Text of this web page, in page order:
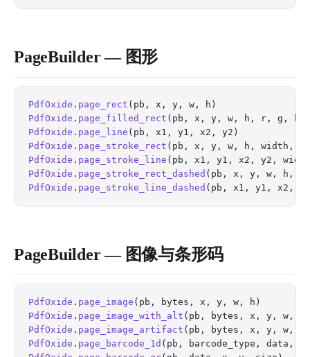
PageBuilder — 图形
PdfOxide . page_rect (pb, x, y, w,
PdfOxide . page_filled_rect (pb, x, y, w, h, r,
PdfOxide . page_line (pb, x1, y1, x2,
PdfOxide . page_stroke_rect (pb, x, y, w, h, width,
PdfOxide . page_stroke_line (pb, x1, y1, x2, y2,
PdfOxide . page_stroke_rect_dashed (pb, x, y, w, h,
PdfOxide . page_stroke_line_dashed (pb, x1, y1, x2,
PageBuilder — 图像与条形码
PdfOxide . page_image (pb, bytes, x, y,
PdfOxide . page_image_with_alt (pb, bytes, x, y, w,
PdfOxide . page_image_artifact (pb, bytes, x,
PdfOxide . page_barcode_1d (pb, barcode_type,